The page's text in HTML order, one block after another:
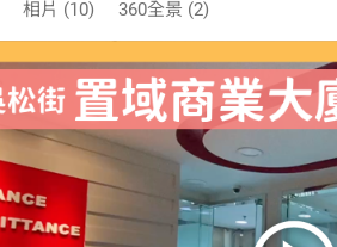
相片 (10) 360全景 (2)